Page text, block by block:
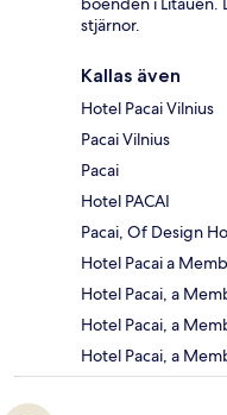
stjärnor.
Kallas även
Hotel Pacai Vilnius
Pacai Vilnius
Pacai
Hotel PACAI
Pacai, Of Design
Hotel Pacai a
Hotel Pacai, a
Hotel Pacai, a
Hotel Pacai, a